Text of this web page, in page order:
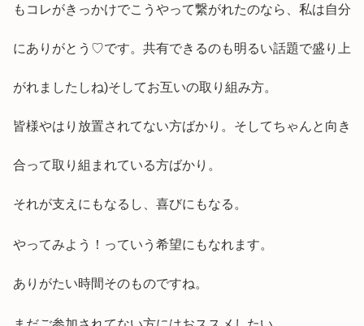
もコレがきっかけでこうやって繋がれたのなら、私は自分
にありがとう♡です。共有できるのも明るい話題で盛り上
がれましたしね)そしてお互いの取り組み方。
皆様やはり放置されてない方ばかり。そしてちゃんと向き
合って取り組まれている方ばかり。
それが支えにもなるし、喜びにもなる。
やってみよう！っていう希望にもなれます。
ありがたい時間そのものですね。